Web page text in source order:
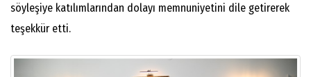
söyleşiye katılımlarından dolayı memnuniyetini dile getirerek
teşekkür etti.